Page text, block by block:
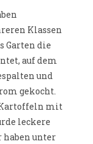
Klassen
Garten die
auf dem
und
gekocht.
Kartoffeln mit
leckere
haben unter